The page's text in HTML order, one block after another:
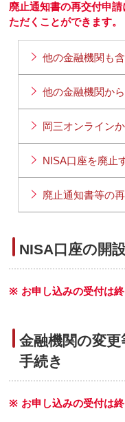
廃止通知書の再交付申
ただくことができます。
他の金融機関も
他の金融機関か
岡三オンライン
NISA口座を廃止
廃止通知書等の
NISA口座の開
※ お申し込みの受付は終
金融機関の変
手続き
※ お申し込みの受付は終